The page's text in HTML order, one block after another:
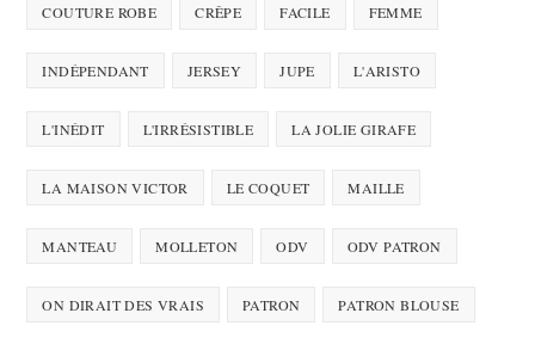
COUTURE ROBE CRÊPE FACILE FEMME
INDÉPENDANT JERSEY JUPE L'ARISTO
L'INÉDIT L'IRRÉSISTIBLE LA JOLIE GIRAFE
LA MAISON VICTOR LE COQUET MAILLE
MANTEAU MOLLETON ODV ODV PATRON
ON DIRAIT DES VRAIS PATRON PATRON BLOUSE